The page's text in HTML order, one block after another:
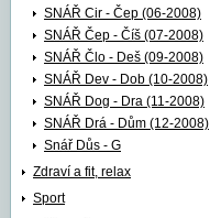
SNÁŘ Cir - Čep (06-2008)
SNÁŘ Čep - Číš (07-2008)
SNÁŘ Člo - Deš (09-2008)
SNÁŘ Dev - Dob (10-2008)
SNÁŘ Dog - Dra (11-2008)
SNÁŘ Drá - Dům (12-2008)
Snář Důs - G
Zdraví a fit, relax
Sport